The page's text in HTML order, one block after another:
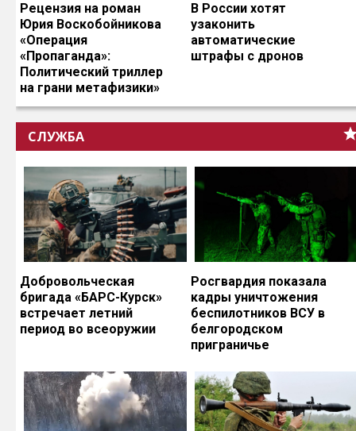
Рецензия на роман
Юрия Воскобойникова
«Операция
«Пропаганда»:
Политический триллер
на грани метафизики»
В России хотят
узаконить
автоматические
штрафы с дронов
СЛУЖБА
Добровольческая
бригада «БАРС-Курск»
встречает летний
период во всеоружии
Росгвардия показала
кадры уничтожения
беспилотников ВСУ в
белгородском
приграничье